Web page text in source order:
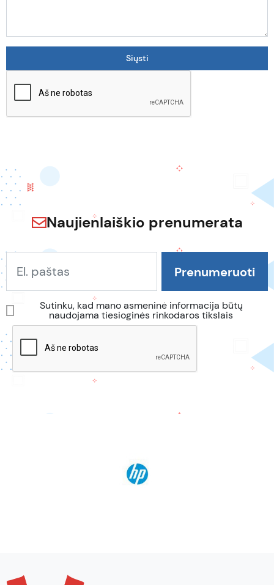
Naujienlaiškio prenumerata
Sutinku, kad mano asmeninė informacija būtų
naudojama tiesioginės rinkodaros tikslais